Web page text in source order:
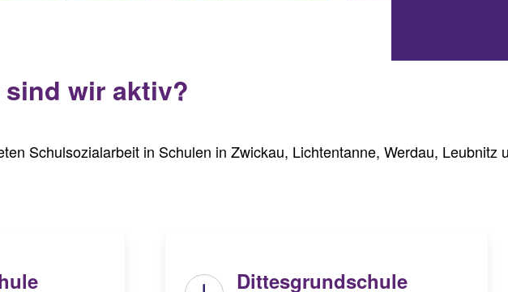
sind wir aktiv?
Schulsozialarbeit in Schulen in Zwickau, Lichtentanne, Werdau, Leubnitz
Dittesgrundschule